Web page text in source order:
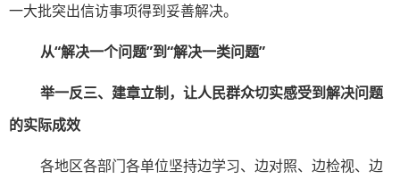
一大批突出信访事项得到妥善解决。
从“解决一个问题”到“解决一类问题”
举一反三、建章立制，让人民群众切实感受到解决问题
的实际成效
各地区各部门各单位坚持边学习、边对照、边检视、边